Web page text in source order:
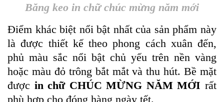
Băng keo in chữ chúc mừng năm mới
Điểm khác biệt nổi bật nhất của sản phẩm này
là được thiết kế theo phong cách xuân đến,
phủ màu sắc nổi bật chủ yếu trên nền vàng
hoặc màu đỏ trông bắt mắt và thu hút. Bề mặt
được in chữ CHÚC MỪNG NĂM MỚI rất
phù hợp cho đóng hàng ngày tết.